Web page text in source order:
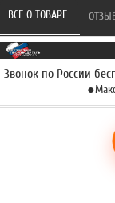
Звонок по России
●
ВСЕ О ТОВАРЕ